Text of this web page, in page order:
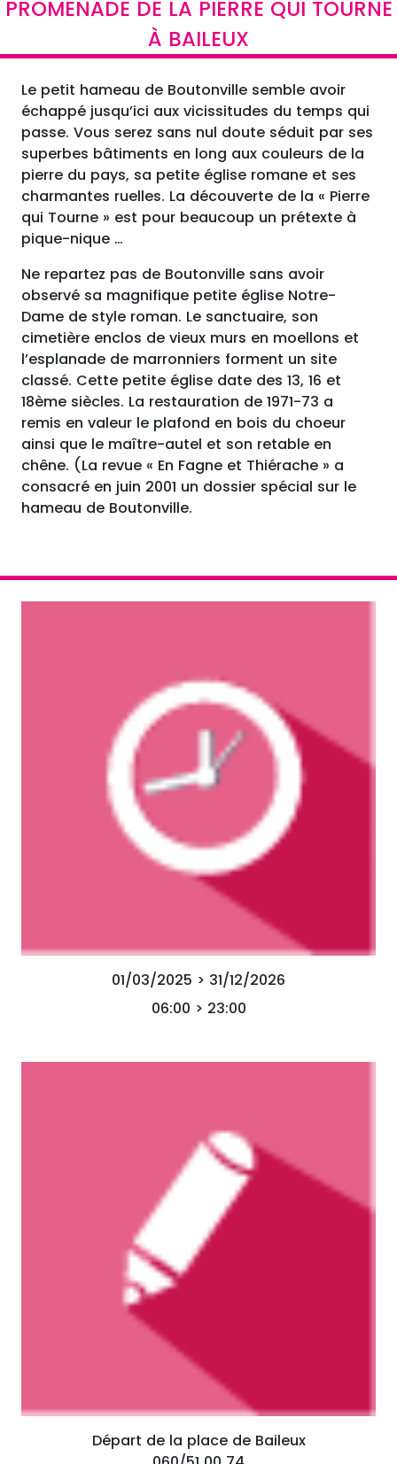
PROMENADE DE LA PIERRE QUI TOURNE
À BAILEUX
Le petit hameau de Boutonville semble avoir
échappé jusqu’ici aux vicissitudes du temps qui
passe. Vous serez sans nul doute séduit par ses
superbes bâtiments en long aux couleurs de la
pierre du pays, sa petite église romane et ses
charmantes ruelles. La découverte de la « Pierre
qui Tourne » est pour beaucoup un prétexte à
pique-nique …
Ne repartez pas de Boutonville sans avoir
observé sa magnifique petite église Notre-
Dame de style roman. Le sanctuaire, son
cimetière enclos de vieux murs en moellons et
l’esplanade de marronniers forment un site
classé. Cette petite église date des 13, 16 et
18ème siècles. La restauration de 1971-73 a
remis en valeur le plafond en bois du choeur
ainsi que le maître-autel et son retable en
chêne. (La revue « En Fagne et Thiérache » a
consacré en juin 2001 un dossier spécial sur le
hameau de Boutonville.
01/03/2025 > 31/12/2026
06:00 > 23:00
Départ de la place de Baileux